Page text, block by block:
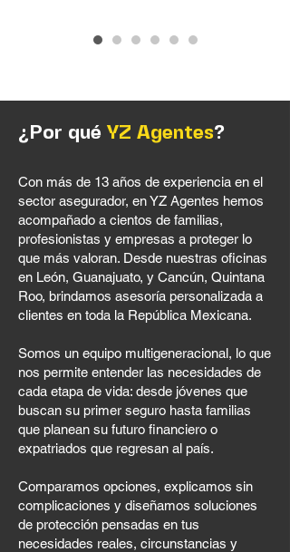
¿Por qué YZ Agentes?
Con más de 13 años de experiencia en el
sector asegurador, en YZ Agentes hemos
acompañado a cientos de familias,
profesionistas y empresas a proteger lo
que más valoran. Desde nuestras oficinas
en León, Guanajuato, y Cancún, Quintana
Roo, brindamos asesoría personalizada a
clientes en toda la República Mexicana.
Somos un equipo multigeneracional, lo que
nos permite entender las necesidades de
cada etapa de vida: desde jóvenes que
buscan su primer seguro hasta familias
que planean su futuro financiero o
expatriados que regresan al país.
Comparamos opciones, explicamos sin
complicaciones y diseñamos soluciones
de protección pensadas en tus
necesidades reales, circunstancias y